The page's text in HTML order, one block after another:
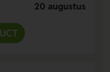
20 augustus